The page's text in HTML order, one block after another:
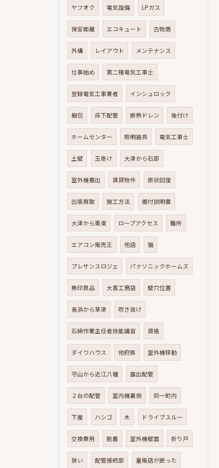
ヤフオク 電気設備 LPガス
保安距離 エコキュート 古物商
外構 レイアウト メンテナンス
仕事始め 第二種電気工事士
登録電気工事業者 インシュロック
梱包 床下配管 断熱ドレン 後付け
ホームセンター 照明器具 電気工事士
土壁 玉掛け 大津から石部
室外機搬出 賃貸物件 原状回復
出張買取 施工方法 据付説明書
大津から栗東 ロープアクセス 難所
エアコン販売王 他店 猫
プレサンスロジェ パナソニックホームズ
無印良品 大喜工務店 壁穴位置
長浜から草津 吹き抜け
石綿作業主任者技能講習 資格
ダイワハウス 他府県 室外機移動
守山から近江八幡 露出配管
２台の配管 室内機裏側 同一町内
下屋 ハシゴ 木 ドライブスルー
交換費用 脱着 室外機壁面 折り戸
狭い 配管接続部 量販店が断った